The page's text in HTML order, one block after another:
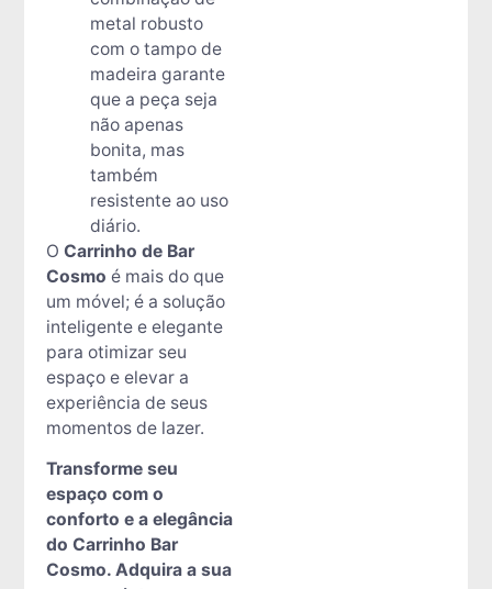
metal robusto
com o tampo de
madeira garante
que a peça seja
não apenas
bonita, mas
também
resistente ao uso
diário.
O Carrinho de Bar
Cosmo é mais do que
um móvel; é a solução
inteligente e elegante
para otimizar seu
espaço e elevar a
experiência de seus
momentos de lazer.
Transforme seu
espaço com o
conforto e a elegância
do Carrinho Bar
Cosmo. Adquira a sua